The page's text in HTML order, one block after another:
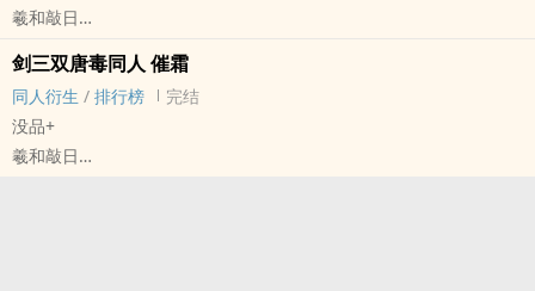
羲和敲日
听闻丰水之东有一位奇人，敛骨吹魂，能将活人制成傀儡，眼含秋
水，身似颓山醉玉，世人皆说那傀儡是菩萨，能庇佑姬家子弟。
《鬼灯如漆点松花》衍生文。勿盗文，发现盗文立即删除原文并投诉
盗文。
剑三双唐毒‌‎‍同‌‎人‎ 催霜
‌‎‍同‌‎人‎衍生 / 排行榜
完结
没品+
羲和敲日